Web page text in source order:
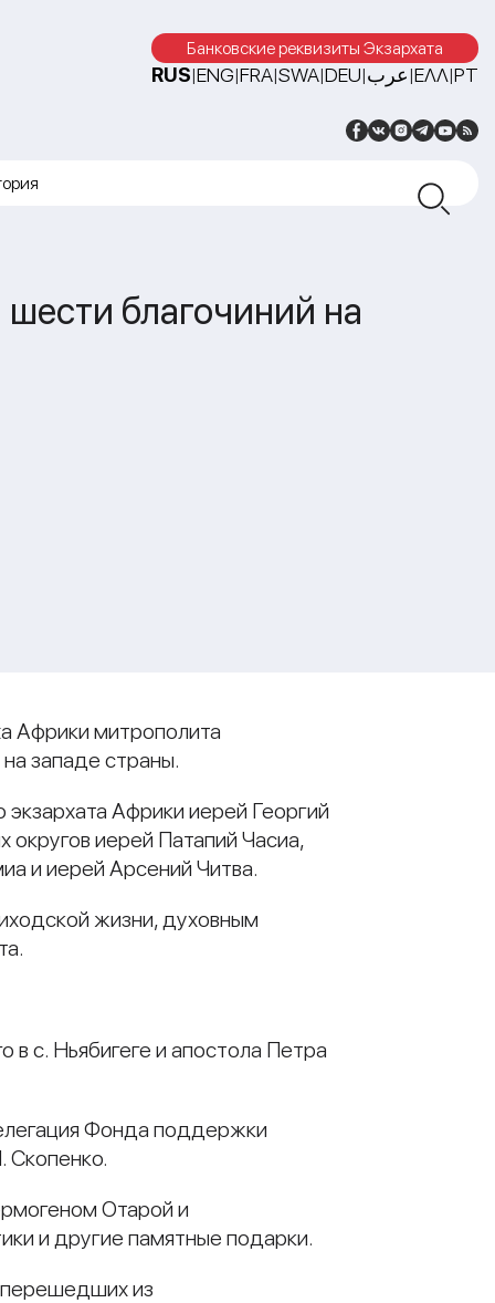
Банковские реквизиты Экзархата
RUS|ENG|FRA|SWA|DEU|عرب|ΕΛΛ|PT
благочиний на
Африки митрополита
западе страны.
Африки иерей Георгий
иерей Патапий Часиа,
и иерей Арсений Читва.
жизни, духовным
с. Ньябигеге и апостола Петра
Фонда поддержки
Скопенко.
Отарой и
и другие памятные подарки.
перешедших из